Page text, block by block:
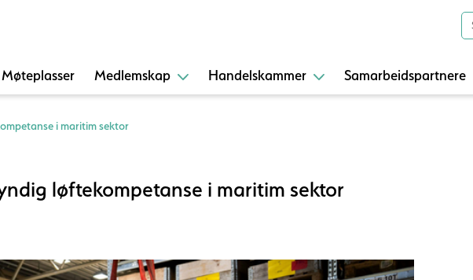
Møteplasser Medlemskap Handelskammer Samarbeidspartnere
i maritim sektor
løftekompetanse i maritim sektor